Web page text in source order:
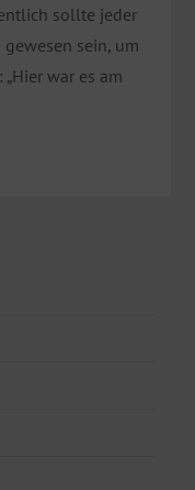
sollte jeder
sein, um
war es am